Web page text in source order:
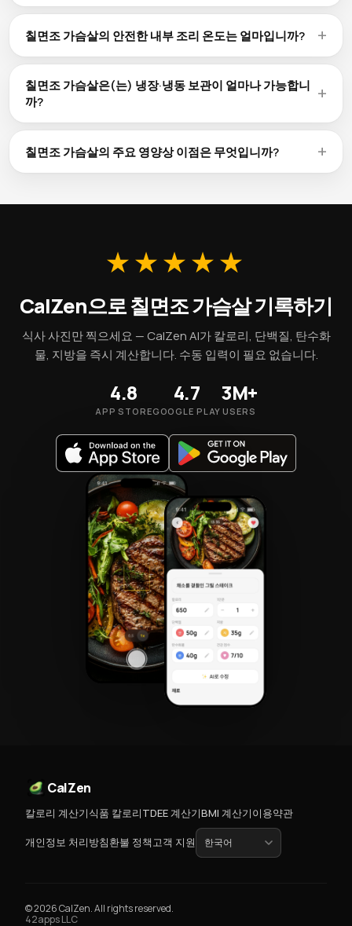
100g당 1g의 지방을 함유한 칠면조 가슴살이(가) 살코기인지
지방이 많은지 판단할 수 있습니다. 100g당 지방이 10g 미만이
하고, 튀기는 대신 그릴이나 오븐에서 구우면 지방 함량을 더 줄
일 수 있습니다.
칠면조 가슴살의 안전한 내부 조리 온도는 얼마입니까?
식품 안전 지침에 따르면 가금류는 74°C(165°F), 간 고기는
71°C(160°F), 소고기·돼지고기·양고기 덩어리는 최소
63°C(145°F)에서 3분간 휴지 시간을 두고 조리하는 것이 권장
칠면조 가슴살은(는) 냉장·냉동 보관이 얼마나 가능합니
까?
생 칠면조 가슴살은(는) 냉장고(0~4°C)에서 1~2일, 냉동고
(-18°C)에서 부위에 따라 4~12개월 보관할 수 있습니다. 조리
칠면조 가슴살의 주요 영양상 이점은 무엇입니까?
★★★★★
CalZen으로 칠면조 가슴살 기록하기
식사 사진만 찍으세요 — CalZen AI가 칼로리, 단백질, 탄수화
물, 지방을 즉시 계산합니다. 수동 입력이 필요 없습니다.
4.8
APP STORE
4.7
GOOGLE PLAY
3M+
USERS
CalZen
칼로리 계산기식품 칼로리TDEE 계산기BMI 계산기이용약관
개인정보 처리방침환불 정책고객 지원
© 2026 CalZen. All rights reserved.
42apps LLC